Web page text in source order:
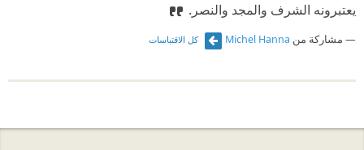
يعتبرونه الشرف والمجد والنصر.
مشاركة من Michel Hanna كل الاقتباسات